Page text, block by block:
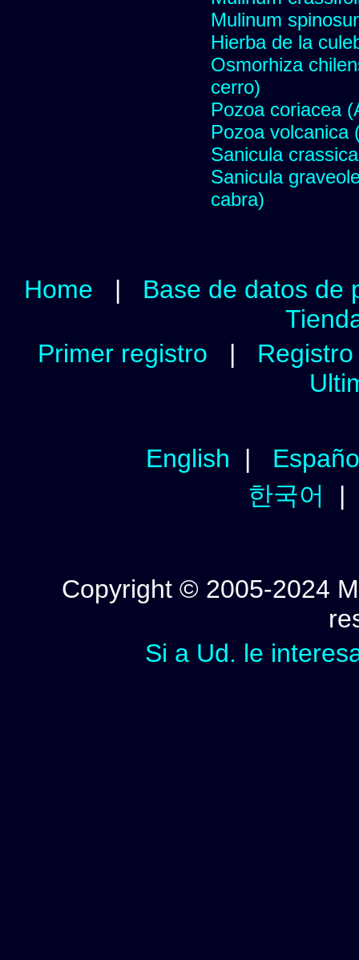
Mulinum
Hierba de la
Osmorhiza
cerro)
Pozoa coriacea
Pozoa volcanica
Sanicula
Sanicula
cabra)
Home | Base de datos de
Primer registro |
English |
한국어
Copyright © 2005-2024
Si a Ud. le